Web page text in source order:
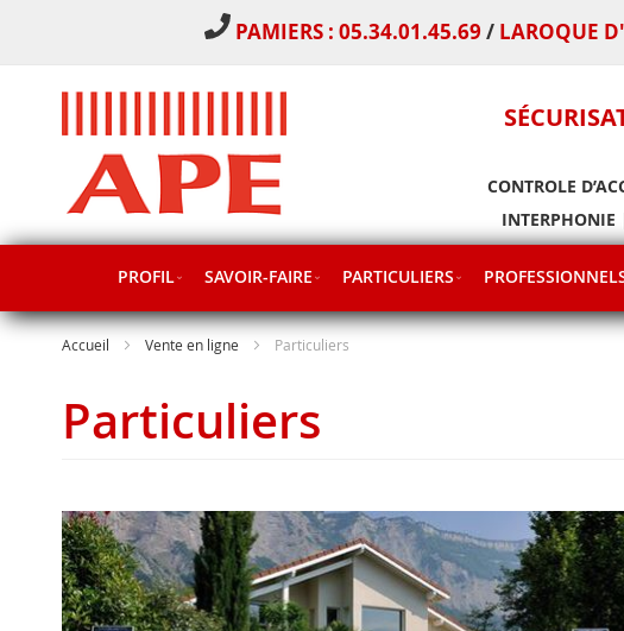
PAMIERS : 05.34.01.45.69/ LAROQUE
CONTROLE
INTERPHONIE
PROFIL SAVOIR-FAIRE PARTICULIERS
Accueil Vente en ligne Particuliers
Particuliers